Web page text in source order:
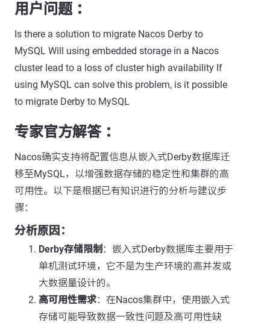
用户问题 ：
Is there a solution to migrate Nacos Derby to
MySQL Will using embedded storage in a Nacos
cluster lead to a loss of cluster high availability If
using MySQL can solve this problem, is it possible
to migrate Derby to MySQL
专家官方解答 ：
Nacos确实支持将配置信息从嵌入式Derby数据库迁
移至MySQL，以增强数据存储的稳定性和集群的高
可用性。以下是根据已有知识进行的分析与建议步
骤：
分析原因：
Derby存储限制 ：嵌入式Derby数据库主要用于
单机测试环境，它不是为生产环境的高并发或
大数据量设计的。
高可用性需求：在Nacos集群中，使用嵌入式
存储可能导致数据一致性问题及高可用性缺